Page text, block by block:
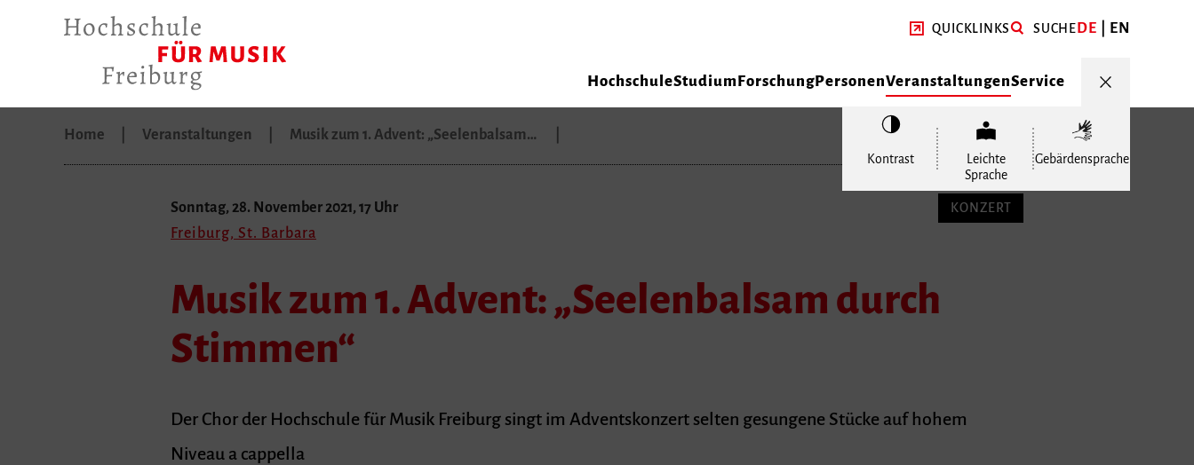
QUICKLINKS SUCHEDE EN
HochschuleStudiumForschungPersonenVeranstaltungenService
Kontrast
Leichte
Sprache
Gebärdensprache
Home Veranstaltungen Musik zum 1. Advent: „Seelenbalsam…
Sonntag, 28. November 2021, 17 Uhr
Freiburg, St. Barbara
KONZERT
Musik zum 1. Advent: „Seelenbalsam durch
Stimmen“
Der Chor der Hochschule für Musik Freiburg singt im Adventskonzert selten gesungene Stücke auf hohem
Niveau a cappella